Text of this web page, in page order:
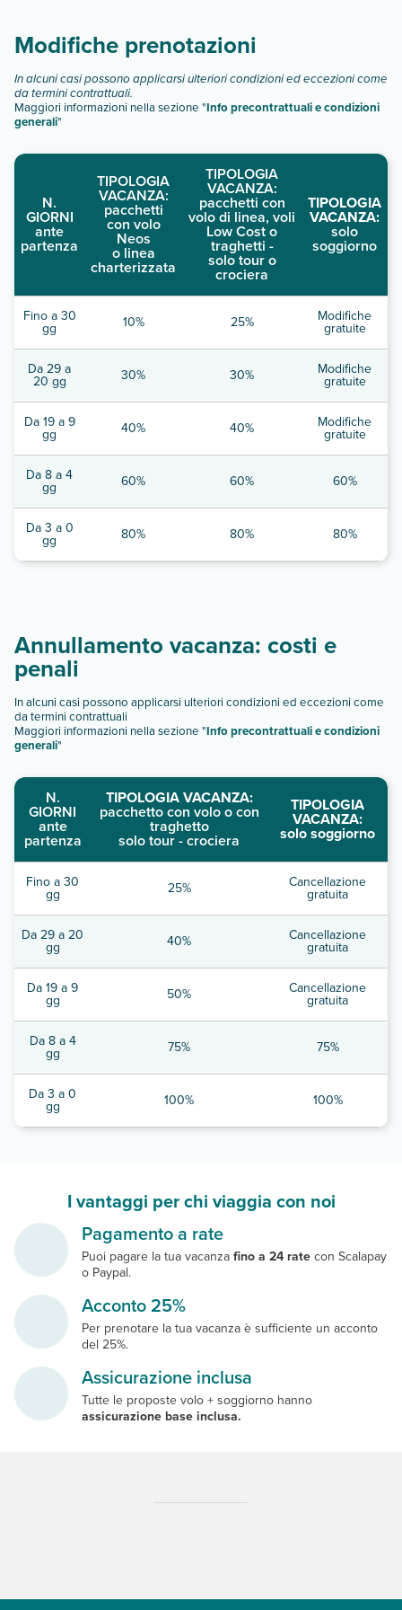
Modifiche prenotazioni
In alcuni casi possono applicarsi ulteriori condizioni ed eccezioni come
da termini contrattuali.
Maggiori informazioni nella sezione "Info precontrattuali e condizioni
generali"
N.
GIORNI
ante
partenza
TIPOLOGIA
VACANZA:
pacchetti
con volo
Neos
o linea
charterizzata
TIPOLOGIA
VACANZA:
pacchetti con
volo di linea, voli
Low Cost o
traghetti -
solo tour o
crociera
TIPOLOGIA
VACANZA:
solo
soggiorno
Fino a 30
gg 10% 25% Modifiche
gratuite
Da 29 a
20 gg 30% 30% Modifiche
gratuite
Da 19 a 9
gg 40% 40% Modifiche
gratuite
Da 8 a 4
gg 60% 60% 60%
Da 3 a 0
gg 80% 80% 80%
Annullamento vacanza: costi e
penali
In alcuni casi possono applicarsi ulteriori condizioni ed eccezioni come
da termini contrattuali
Maggiori informazioni nella sezione "Info precontrattuali e condizioni
generali"
N.
GIORNI
ante
partenza
TIPOLOGIA VACANZA:
pacchetto con volo o con
traghetto
solo tour - crociera
TIPOLOGIA
VACANZA:
solo soggiorno
Fino a 30
gg 25% Cancellazione
gratuita
Da 29 a 20
gg 40% Cancellazione
gratuita
Da 19 a 9
gg 50% Cancellazione
gratuita
Da 8 a 4
gg 75% 75%
Da 3 a 0
gg 100% 100%
I vantaggi per chi viaggia con noi
Pagamento a rate
Puoi pagare la tua vacanzafino a 24 ratecon Scalapay
o Paypal.
Acconto 25%
Per prenotare la tua vacanza è sufficiente un acconto
del 25%.
Assicurazione inclusa
Tutte le proposte volo + soggiorno hanno
assicurazione base inclusa.